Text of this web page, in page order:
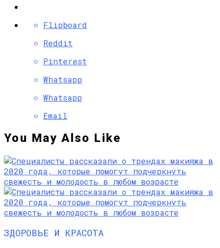
Flipboard
Reddit
Pinterest
Whatsapp
Whatsapp
Email
You May Also Like
ЗДОРОВЬЕ И КРАСОТА